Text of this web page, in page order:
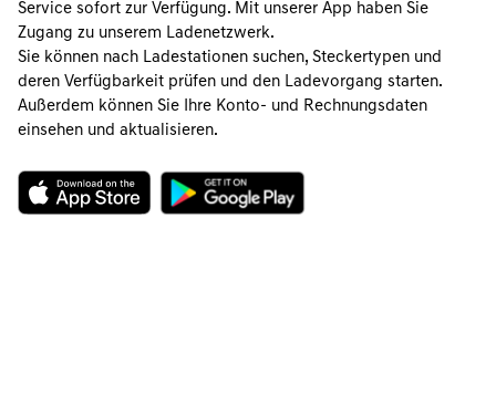
Service sofort zur Verfügung. Mit unserer App haben Sie
Zugang zu unserem Ladenetzwerk.
Sie können nach Ladestationen suchen, Steckertypen und
deren Verfügbarkeit prüfen und den Ladevorgang starten.
Außerdem können Sie Ihre Konto- und Rechnungsdaten
einsehen und aktualisieren.